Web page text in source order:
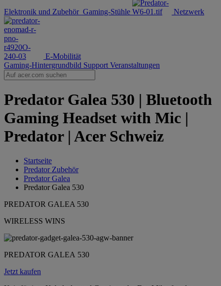
Elektronik und Zubehör Gaming-Stühle Netzwerk
E-Mobilität
Gaming-Hintergrundbild Support Veranstaltungen
Predator Galea 530 | Bluetooth
Gaming Headset with Mic |
Predator | Acer Schweiz
Startseite
Predator Zubehör
Predator Galea
Predator Galea 530
PREDATOR GALEA 530
WIRELESS WINS
PREDATOR GALEA 530
Jetzt kaufen